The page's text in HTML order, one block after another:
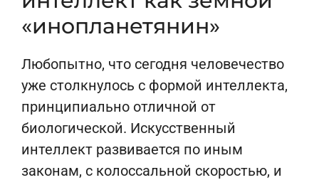
«инопланетянин»
Любопытно, что сегодня человечество
уже столкнулось с формой интеллекта,
принципиально отличной от
биологической. Искусственный
интеллект развивается по иным
законам, с колоссальной скоростью, и